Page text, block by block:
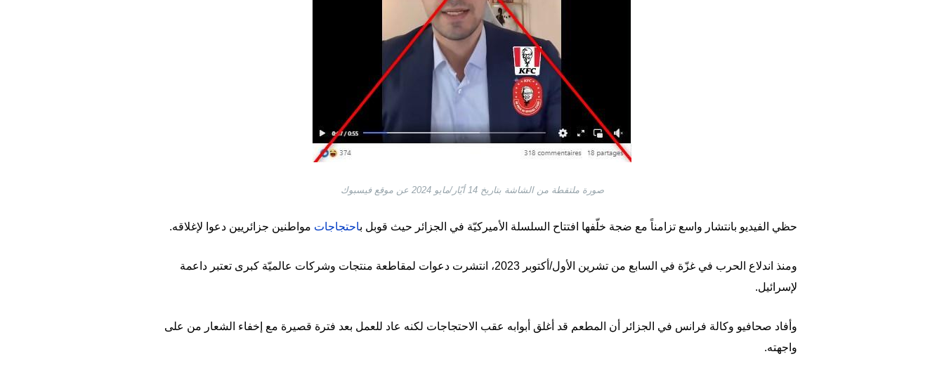
صورة ملتقطة من الشاشة بتاريخ 14 أيّار/مايو 2024 عن موقع فيسبوك
حظي الفيديو بانتشار واسع تزامناً مع ضجة خلّفها افتتاح السلسلة الأميركيّة في الجزائر حيث قوبل باحتجاجات مواطنين جزائريين دعوا لإغلاقه.
ومنذ اندلاع الحرب في غزّة في السابع من تشرين الأول/أكتوبر 2023، انتشرت دعوات لمقاطعة منتجات وشركات عالميّة كبرى تعتبر داعمة
لإسرائيل.
وأفاد صحافيو وكالة فرانس في الجزائر أن المطعم قد أغلق أبوابه عقب الاحتجاجات لكنه عاد للعمل بعد فترة قصيرة مع إخفاء الشعار من على
واجهته.